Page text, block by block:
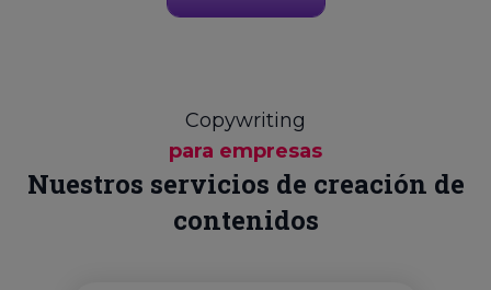
Copywriting
para empresas
Nuestros servicios de creación de
contenidos